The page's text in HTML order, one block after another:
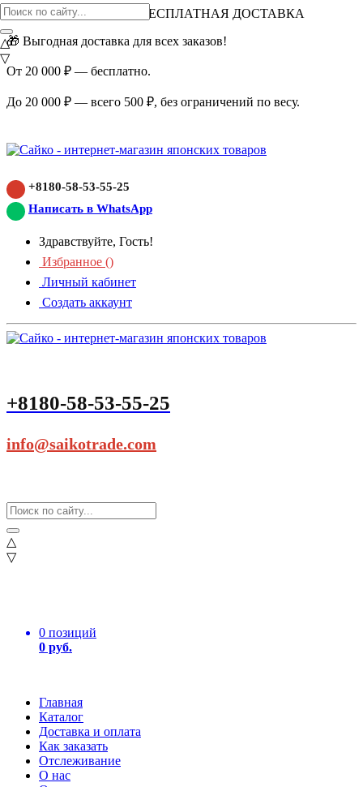
ВНИМАНИЕ АКЦИЯ!
БЕСПЛАТНАЯ ДОСТАВКА
🎁 Выгодная доставка для всех заказов!
От 20 000 ₽ — бесплатно.
До 20 000 ₽ — всего 500 ₽, без ограничений по весу.
+8180-58-53-55-25
Написать в WhatsApp
Здравствуйте, Гость!
Избранное ()
Личный кабинет
Создать аккаунт
+8180-58-53-55-25
info@saikotrade.com
△
▽
0 позиций
0 руб.
Главная
Каталог
Доставка и оплата
Как заказать
Отслеживание
О нас
△
▽